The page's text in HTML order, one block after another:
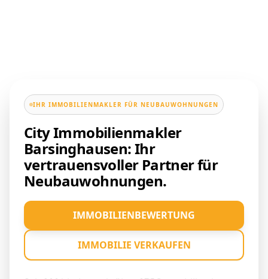
IHR IMMOBILIENMAKLER FÜR NEUBAUWOHNUNGEN
City Immobilienmakler
Barsinghausen: Ihr
vertrauensvoller Partner für
Neubauwohnungen.
IMMOBILIENBEWERTUNG
IMMOBILIE VERKAUFEN